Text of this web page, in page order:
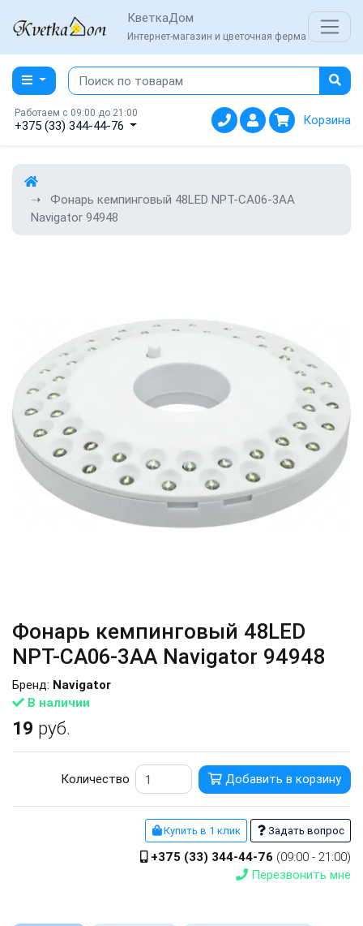
КветкаДом
Интернет-магазин и цветочная ферма
Работаем с 09:00 до 21:00
+375 (33) 344-44-76 Корзина
Фонарь кемпинговый 48LED NPT-CA06-3AA
Navigator 94948
Фонарь кемпинговый 48LED
NPT-CA06-3AA Navigator 94948
В наличии
Бренд: Navigator
19 руб.
Количество Добавить в корзину
Купить в 1 клик Задать вопрос
+375 (33) 344-44-76 (09:00 - 21:00)
Перезвонить мне